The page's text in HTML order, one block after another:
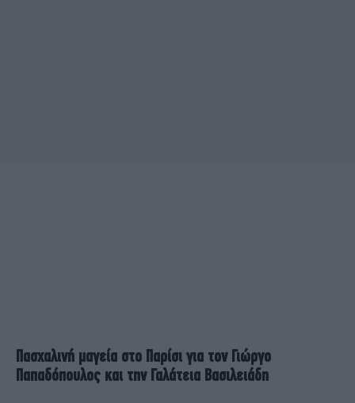
Πασχαλινή μαγεία στο Παρίσι για τον Γιώργο
Παπαδόπουλος και την Γαλάτεια Βασιλειάδη